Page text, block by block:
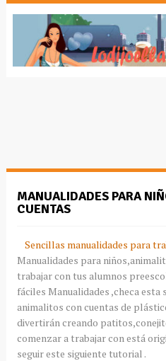
MANUALIDADES PARA
CUENTAS
Sencillas manualidades para
Manualidades para
trabajar con tus alumnos
fáciles Manualidades ,checa esta
animalitos con cuentas de
divertirán creando
comenzar a trabajar con está
seguir este siguiente tutorial .